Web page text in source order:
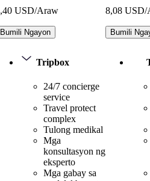
USD/Araw
Bumili Ngayon
Tripbox
24/7 concierge
service
Travel protect
complex
Tulong medikal
Mga
konsultasyon ng
eksperto
Mga gabay sa
8,08 USD/
Bumili